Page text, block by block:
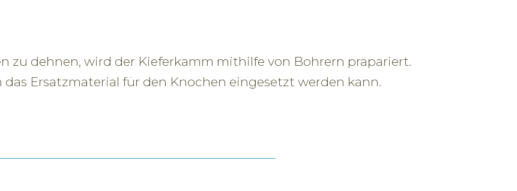
zu dehnen, wird der Kieferkamm mithilfe von Bohrern präpariert.
Ersatzmaterial für den Knochen eingesetzt werden kann.